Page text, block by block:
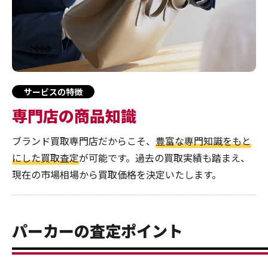
サービスの特徴
専門店の商品知識
ブランド買取専門店だからこそ、 豊富な専門知識をもと
にした買取査定が可能です。過去の買取実績も踏まえ、
現在の市場相場から買取価格を決定いたします。
パーカーの査定ポイント